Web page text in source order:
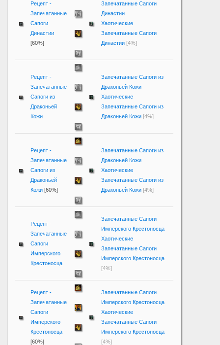
Рецепт -
Запечатанные
Сапоги
Династии
[60%]
Запечатанные Сапоги
Династии
Хаотические
Запечатанные Сапоги
Династии [4%]
Рецепт -
Запечатанные
Сапоги из
Драконьей
Кожи
Запечатанные Сапоги из
Драконьей Кожи
Хаотические
Запечатанные Сапоги из
Драконьей Кожи [4%]
Рецепт -
Запечатанные
Сапоги из
Драконьей
Кожи [60%]
Запечатанные Сапоги из
Драконьей Кожи
Хаотические
Запечатанные Сапоги из
Драконьей Кожи [4%]
Рецепт -
Запечатанные
Сапоги
Имперского
Крестоносца
Запечатанные Сапоги
Имперского Крестоносца
Хаотические
Запечатанные Сапоги
Имперского Крестоносца
[4%]
Рецепт -
Запечатанные
Сапоги
Имперского
Крестоносца
[60%]
Запечатанные Сапоги
Имперского Крестоносца
Хаотические
Запечатанные Сапоги
Имперского Крестоносца
[4%]